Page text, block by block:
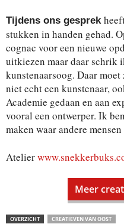
Tijdens ons gesprek
stukken in handen gehad.
cognac voor een nieuwe
uitkiezen maar daar schrik
kunstenaarsoog. Daar
niet echt een kunstenaar,
Academie gedaan en aan
vooral een ontwerper. Ik
maken waar andere
Atelier
Meer
OVERZICHT CREATIEVEN VAN OOST